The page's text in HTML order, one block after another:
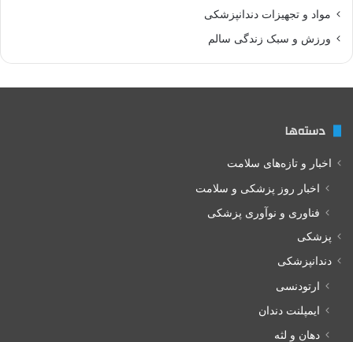
مواد و تجهیزات دندانپزشکی
ورزش و سبک زندگی سالم
دسته‌ها
اخبار و تازه‌های سلامت
اخبار روز پزشکی و سلامت
فناوری و نوآوری پزشکی
پزشکی
دندانپزشکی
ارتودنسی
ایمپلنت دندان
دهان و لثه